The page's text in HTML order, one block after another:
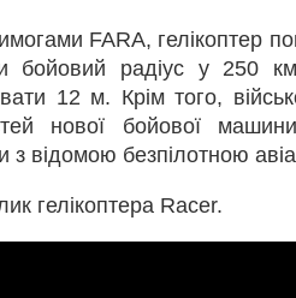
FARA, гелікоптер
бойовий радіус у 250
12 м. Крім того,
нової бойової
з відомою безпілотною
гелікоптера Racer.